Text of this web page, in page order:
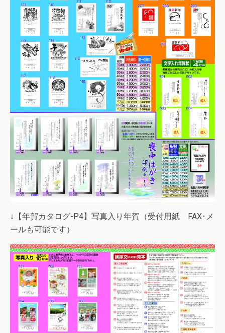
↓【年賀カタログ-P4】写真入り年賀（受付用紙 FAX･メ
ールも可能です）